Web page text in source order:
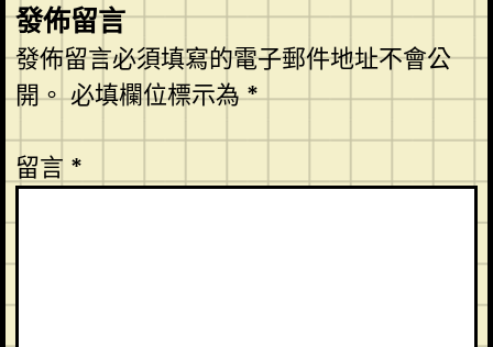
發佈留言
發佈留言必須填寫的電子郵件地址不會公
開。必填欄位標示為*
留言 *